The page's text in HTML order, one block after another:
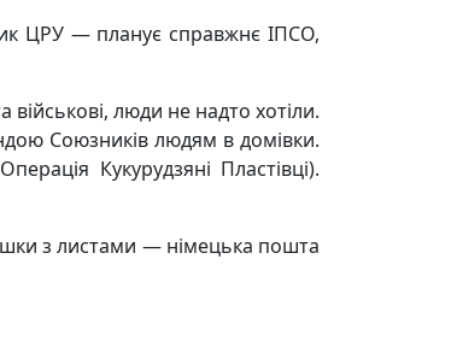
ЦРУ — планує справжнє ІПСО,
військові, люди не надто хотіли.
Союзників людям в домівки.
Кукурудзяні Пластівці).
з листами — німецька пошта